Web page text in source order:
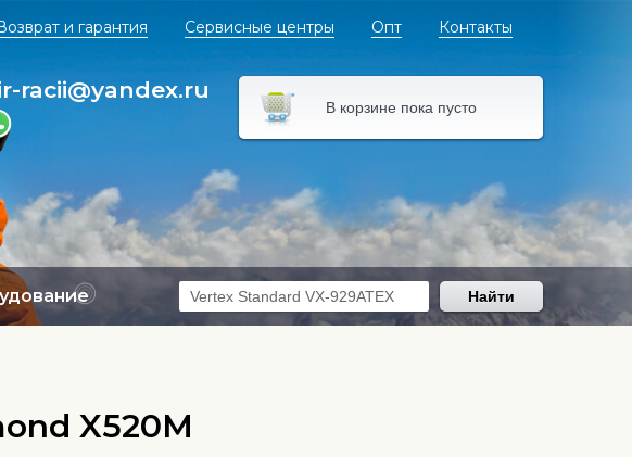
и гарантия Сервисные центры Опт Контакты
racii@yandex.ru
В корзине пока пусто
Найти
X520M